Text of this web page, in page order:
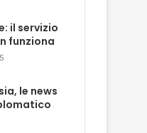
il servizio
funziona
le news